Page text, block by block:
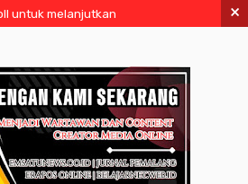
untuk melanjutkan ×